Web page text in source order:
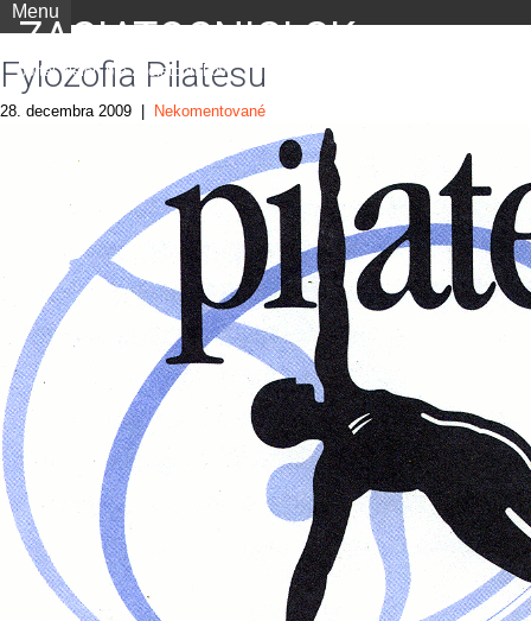
ZACIATOCNICI.SK
portál nielen pre začiatočníkov
Menu
Fylozofia Pilatesu
28. decembra 2009 Nekomentované